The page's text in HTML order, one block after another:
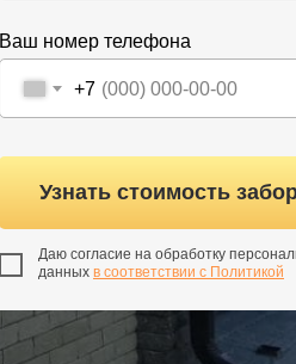
Даю согласие на обработку
данных в соответствии с Политикой
Узнать стоимость
Ваш номер телефона
+7